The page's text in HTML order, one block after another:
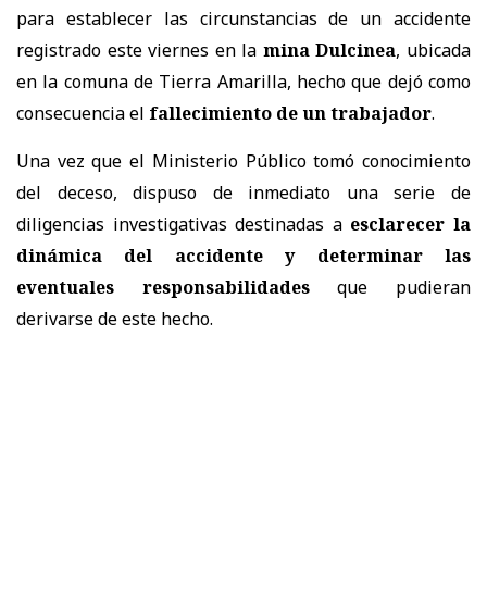
para establecer las circunstancias de un accidente
registrado este viernes en la mina Dulcinea, ubicada
en la comuna de Tierra Amarilla, hecho que dejó como
consecuencia el fallecimiento de un trabajador.
Una vez que el Ministerio Público tomó conocimiento
del deceso, dispuso de inmediato una serie de
diligencias investigativas destinadas a esclarecer la
dinámica del accidente
y determinar las
eventuales responsabilidadesque pudieran
derivarse de este hecho.